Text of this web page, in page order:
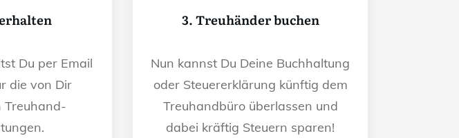
Du per Email
die von Dir
Treuhand-
3. Treuhänder buchen
Nun kannst Du Deine Buchhaltung
oder Steuererklärung künftig dem
Treuhandbüro überlassen und
dabei kräftig Steuern sparen!